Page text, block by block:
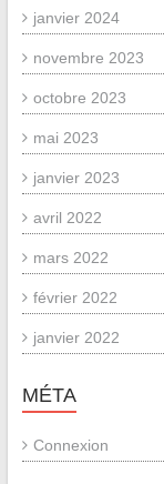
janvier 2024
novembre 2023
octobre 2023
mai 2023
janvier 2023
avril 2022
mars 2022
février 2022
janvier 2022
MÉTA
Connexion